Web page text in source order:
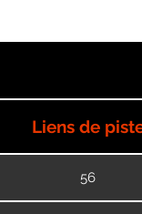
Liens de
56